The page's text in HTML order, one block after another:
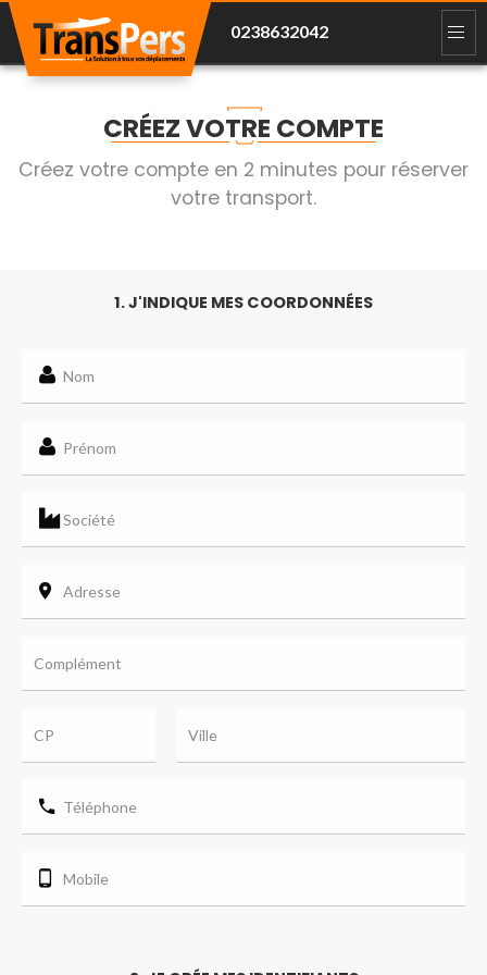
0238632042
CRÉEZ VOTRE COMPTE
Créez votre compte en 2 minutes pour réserver
votre transport.
1. J'INDIQUE MES COORDONNÉES